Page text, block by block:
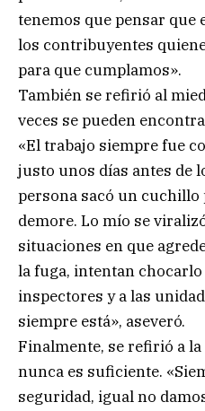
tenemos que pensar que
los contribuyentes
para que cumplamos».
También se refirió al
veces se pueden
«El trabajo siempre fue
justo unos días antes de
persona sacó un cuchillo
demore. Lo mío se
situaciones en que
la fuga, intentan chocarlo
inspectores y a las
siempre está», aseveró.
Finalmente, se refirió a
nunca es suficiente.
seguridad, igual no